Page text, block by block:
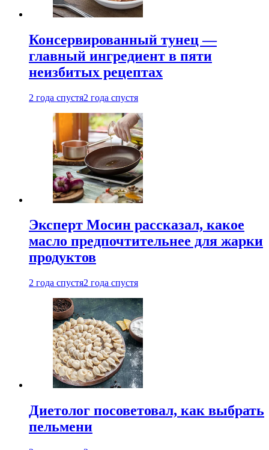
Консервированный тунец —
главный ингредиент в пяти
неизбитых рецептах
2 года спустя2 года спустя
Эксперт Мосин рассказал, какое
масло предпочтительнее для жарки
продуктов
2 года спустя2 года спустя
Диетолог посоветовал, как выбрать
пельмени